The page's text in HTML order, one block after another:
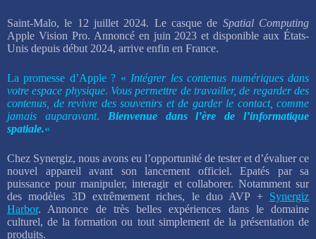
Saint-Malo, le 12 juillet 2024. Le casque de Spatial Computing
Apple Vision Pro. Annoncé en juin 2023 et disponible aux États-
Unis depuis début 2024, arrive enfin en France.
La promesse d’Apple ? « Intégrer les contenus numériques dans
votre espace physique. Vous permettre de travailler, de regarder des
contenus, de revivre des souvenirs et de garder le contact, comme
jamais auparavant. Bienvenue dans l’ère de l’informatique
spatiale.«
Chez Synergiz, nous avons eu l’opportunité de tester et d’évaluer ce
nouvel appareil avant son lancement officiel. Epatés par sa
puissance pour manipuler, interagir et collaborer. Notamment sur
des modèles 3D extrêmement riches, le duo AVP + Synergiz
Harbor. Annonce de très belles expériences dans le domaine
culturel, de la formation ou tout simplement de la présentation de
produits.